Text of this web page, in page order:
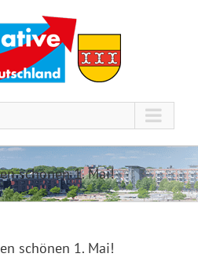
schönen 1. Mai!
schönen 1. Mai!